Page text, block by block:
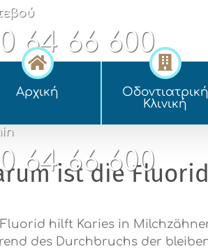
64 66 600
64 66 600
64 66 600
Αρχική
Οδοντιατρική
Kλινική
ist die
Fluorid hilft Karies in
des Durchbruchs der